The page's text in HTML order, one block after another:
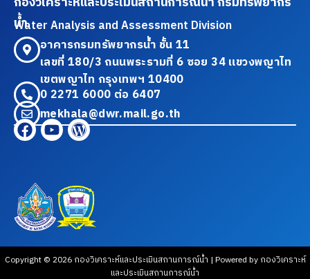
น้ำ
Water Analysis and Assessment Division
อาคารกรมทรัพยากรน้ำ ชั้น 11
เลขที่ 180/3 ถนนพระรามที่ 6 ซอย 34 แขวงพญาไท
เขตพญาไท กรุงเทพฯ 10400
0 2271 6000 ต่อ 6407
mekhala@dwr.mail.go.th
Copyright © 2026 กองวิเคราะห์และประเมินสถานการณ์น้ำ | Powered by กองวิเคราะห์
และประเมินสถานการณ์น้ำ